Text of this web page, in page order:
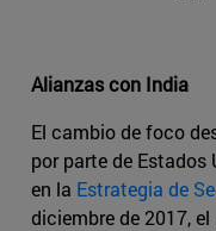
Alianzas con India
El cambio de foco
por parte de
en la Estrategia de
diciembre de 2017,